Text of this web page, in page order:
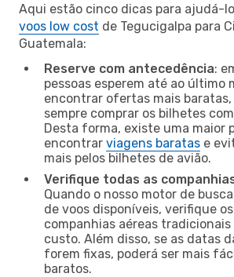
Aqui estão cinco dicas para ajudá-
voos low cost de Tegucigalpa para
Guatemala:
Reserve com antecedência:
pessoas esperem até ao último
encontrar ofertas mais
sempre comprar os bilhetes
Desta forma, existe uma maior
encontrar viagens baratas e
mais pelos bilhetes de avião.
Verifique todas as
Quando o nosso motor de
de voos disponíveis, verifique
companhias aéreas tradicionais
custo. Além disso, se as datas
forem fixas, poderá ser mais
baratos.